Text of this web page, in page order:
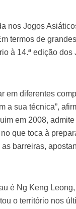
nos Jogos
termos de
à 14.ª edição
em diferentes
a sua técnica”,
em 2008,
que toca à
barreiras,
é Ng Keng
o território nos